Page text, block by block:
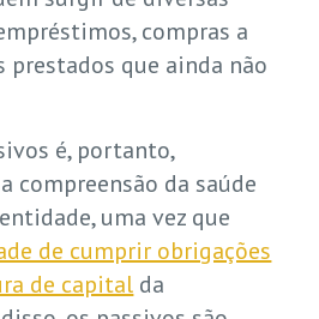
compras a
que ainda não
é, portanto,
compreensão da saúde
uma vez que
de cumprir obrigações
de capital da